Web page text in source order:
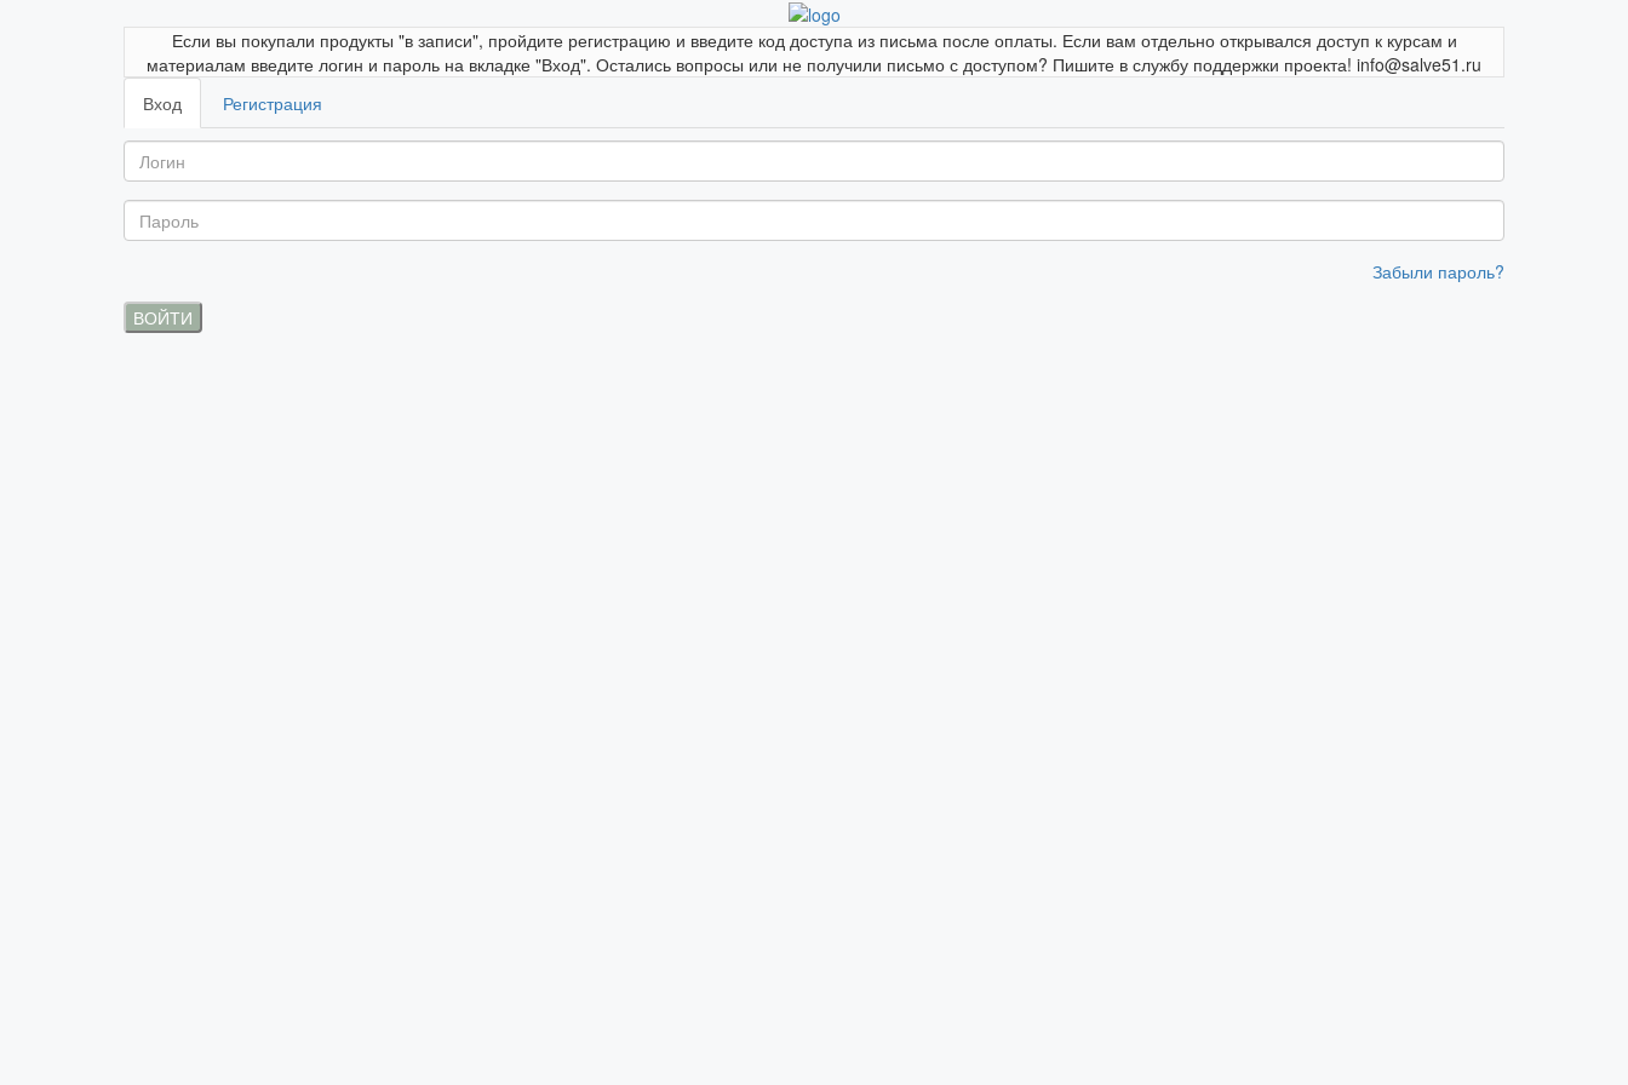
Если вы покупали продукты "в записи", пройдите регистрацию и введите код доступа из письма после оплаты. Если вам отдельно открывался доступ к курсам и
материалам введите логин и пароль на вкладке "Вход". Остались вопросы или не получили письмо с доступом? Пишите в службу поддержки проекта! info@salve51.ru
Вход
Регистрация
Забыли пароль?
ВОЙТИ